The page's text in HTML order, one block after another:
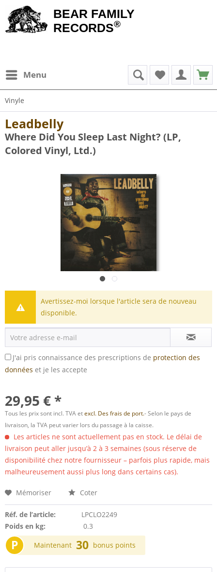
BEAR FAMILY
RECORDS®
Menu
Vinyle
Leadbelly
Where Did You Sleep Last Night? (LP,
Colored Vinyl, Ltd.)
Avertissez-moi lorsque l'article sera de nouveau
disponible.
J'ai pris connaissance des prescriptions de protection des
données et je les accepte
29,95 € *
Tous les prix sont incl. TVA etexcl. Des frais de port.- Selon le pays de
livraison, la TVA peut varier lors du passage à la caisse.
Les articles ne sont actuellement pas en stock. Le délai de
livraison peut aller jusqu’à 2 à 3 semaines (sous réserve de
disponibilité chez notre fournisseur – parfois plus rapide, mais
malheureusement aussi plus long dans certains cas).
Mémoriser Coter
Réf. de l’article:
LPCLO2249
Poids en kg:
0.3
P Maintenant 30 bonus points